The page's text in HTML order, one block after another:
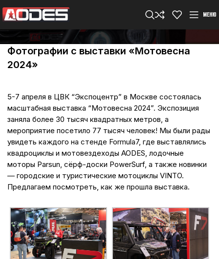
МЕНЮ
Фотографии с выставки «Мотовесна
2024»
5-7 апреля в ЦВК “Экспоцентр” в Москве состоялась
масштабная выставка “Мотовесна 2024”. Экспозиция
заняла более 30 тысяч квадратных метров, а
мероприятие посетило 77 тысяч человек! Мы были рады
увидеть каждого на стенде Formula7, где выставлялись
квадроциклы и мотовездеходы AODES, лодочные
моторы Parsun, сёрф-доски PowerSurf, а также новинки
— городские и туристические мотоциклы VINTO.
Предлагаем посмотреть, как же прошла выставка.